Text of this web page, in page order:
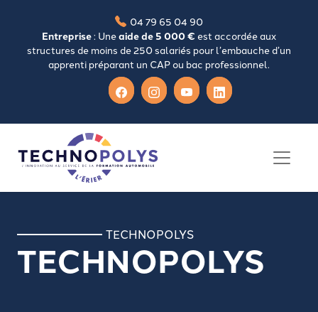
04 79 65 04 90
Entreprise: Uneaide de 5 000 € est accordée aux
structures de moins de 250 salariés pour l’embauche d’un
apprenti préparant un CAP ou bac professionnel.
TECHNOPOLYS
TECHNOPOLYS